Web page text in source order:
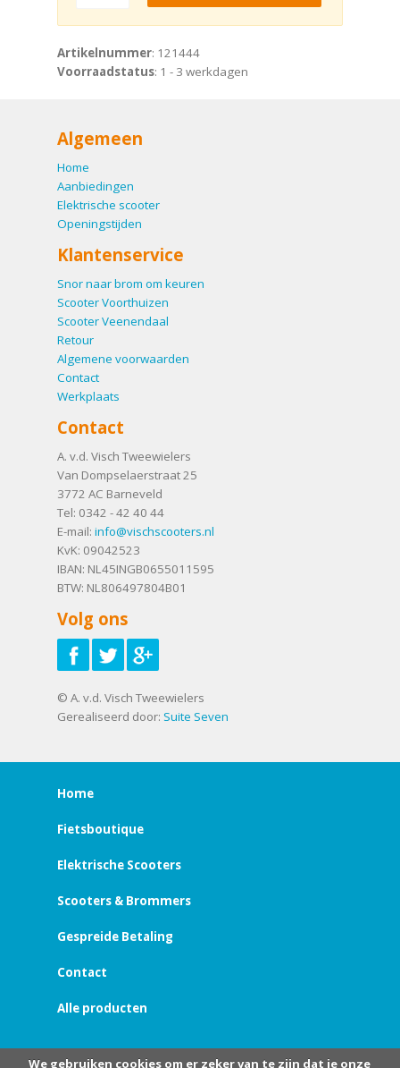
Artikelnummer: 121444
Voorraadstatus: 1 - 3 werkdagen
Algemeen
Home
Aanbiedingen
Elektrische scooter
Openingstijden
Klantenservice
Snor naar brom om keuren
Scooter Voorthuizen
Scooter Veenendaal
Retour
Algemene voorwaarden
Contact
Werkplaats
Contact
A. v.d. Visch Tweewielers
Van Dompselaerstraat 25
3772 AC Barneveld
Tel: 0342 - 42 40 44
E-mail: info@vischscooters.nl
KvK: 09042523
IBAN: NL45INGB0655011595
BTW: NL806497804B01
Volg ons
© A. v.d. Visch Tweewielers
Gerealiseerd door: Suite Seven
Home
Fietsboutique
Elektrische Scooters
Scooters & Brommers
Gespreide Betaling
Contact
Alle producten
We gebruiken cookies om er zeker van te zijn dat je onze